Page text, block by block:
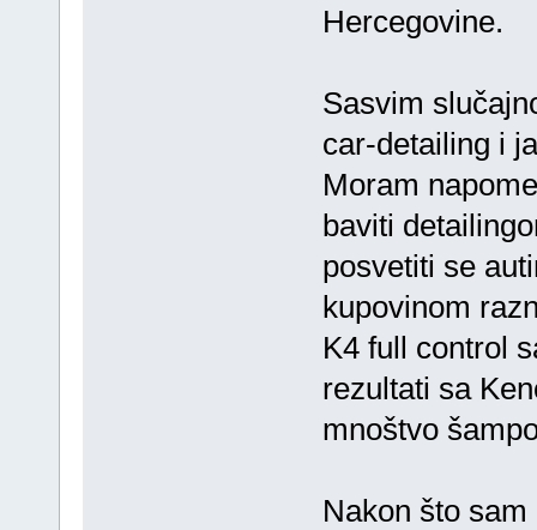
Hercegovine.
Sasvim
car-detailing i
Moram
baviti
posvetiti se
kupovinom
K4 full control
rezultati sa
mnoštvo
Nakon što